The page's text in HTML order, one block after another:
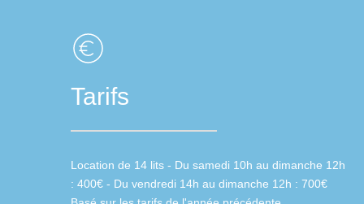
Tarifs
Location de 14 lits - Du samedi 10h au dimanche 12h
: 400€ - Du vendredi 14h au dimanche 12h : 700€